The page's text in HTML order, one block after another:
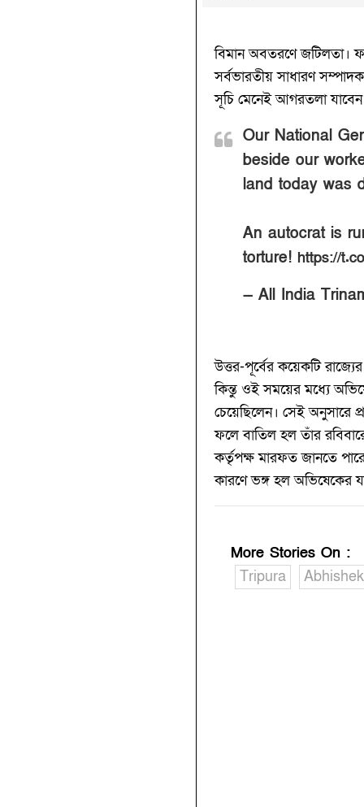
বিমান অবতরণে জটিলতা।
সর্বভারতীয় সাধারণ
সূচি মেনেই আগরতলা
Our National
beside our
land today was
An autocrat is
torture! https://
— All India
উত্তর-পূর্বের কয়েকটি
কিন্তু ওই সময়ের মধ্যে
চেয়েছিলেন। সেই অনুসারে
ফলে বাতিল হল তাঁর
কর্তৃপক্ষ মারফত জানতে
কারণে ভঙ্গ হল অভিষেকের
More Stories On :
Tripura